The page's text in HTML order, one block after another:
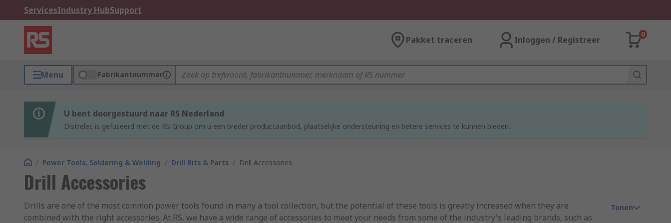
ServicesIndustry HubSupport
Pakket traceren Inloggen / Registreer
0
Menu Fabrikantnummer
U bent doorgestuurd naar RS Nederland
Distrelec is gefuseerd met de RS Group om u een breder productaanbod, plaatselijke ondersteuning en betere services te kunnen bieden.
/ Power Tools, Soldering & Welding / Drill Bits & Parts / Drill Accessories
Drill Accessories
Drills are one of the most common power tools found in many a tool collection, but the potential of these tools is greatly increased when they are
combined with the right accessories. At RS, we have a wide range of accessories to meet your needs from some of the industry's leading brands, such as
Tonen